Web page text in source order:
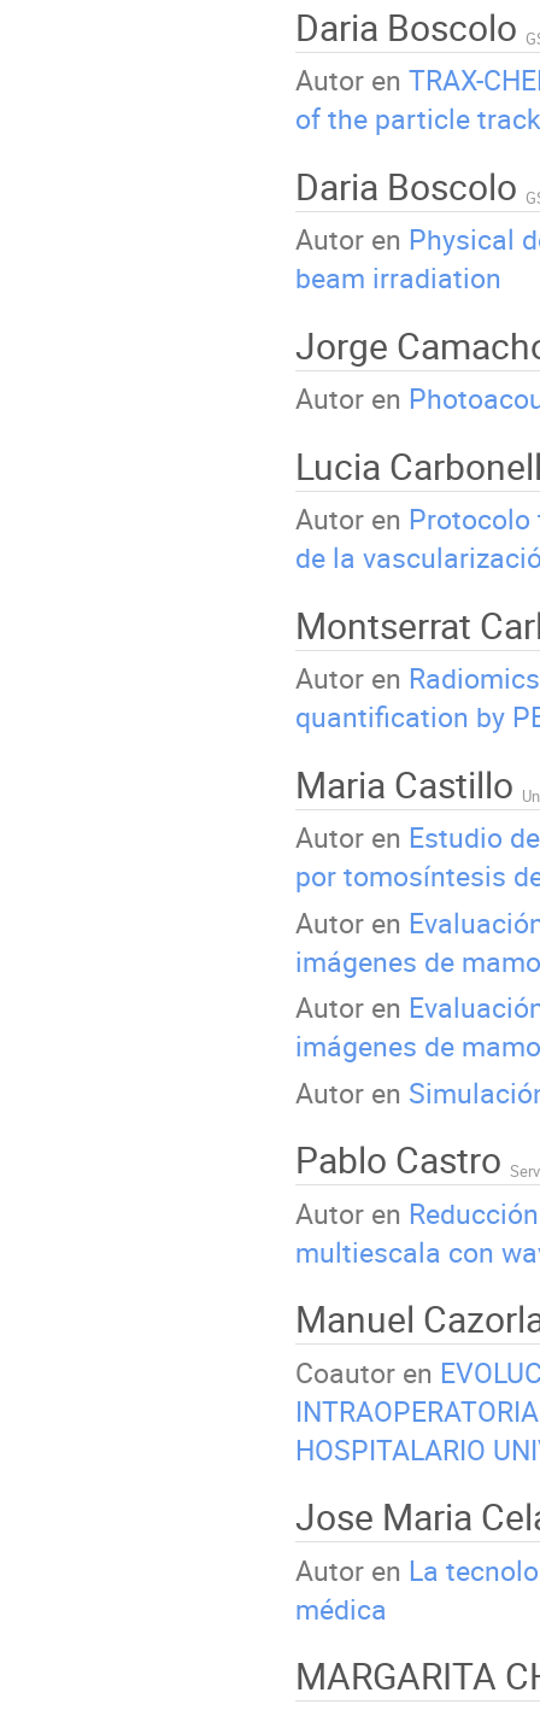
Daria Boscolo
Autor en TRAX-
of the particle
Daria Boscolo
Autor en Physical
beam irradiation
Jorge
Autor en
Lucia
Autor en
de la
Montserrat
Autor en
quantification by
Maria Castillo
Autor en Estudio
por tomosíntesis
Autor en
imágenes de
Autor en
imágenes de
Autor en
Pablo Castro
Autor en
multiescala con
Manuel
Coautor en
HOSPITALARIO
Jose Maria
Autor en La
médica
MARGARITA